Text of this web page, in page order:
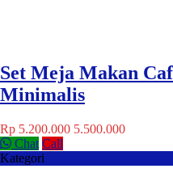
Set Meja Makan
Minimalis
Rp 5.200.000 5.500.000
Chat Call
Kategori